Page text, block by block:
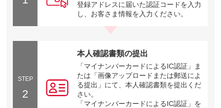
登録アドレスに届いた認証コードを入力
し、お客さま情報を入力ください。
STEP
2
本人確認書類の提出
「マイナンバーカードによるIC認証」ま
たは「画像アップロードまたは郵送によ
る提出」にて、本人確認書類を提出くだ
さい。
「マイナンバーカードによるIC認証」を